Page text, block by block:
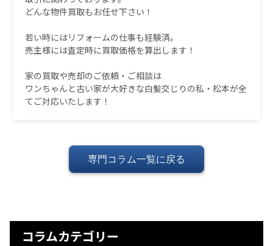
どんな物件買取もお任せ下さい！
若い時にはリフォームの仕事も経験済。
売主様には査定時に買取価格を算出します！
家の買取や売却のご依頼・ご相談は
ワンちゃんと古い家が大好きな白髪交じりの私・松本が全
てご対応いたします！
専門コラム一覧に戻る
コラムカテゴリー